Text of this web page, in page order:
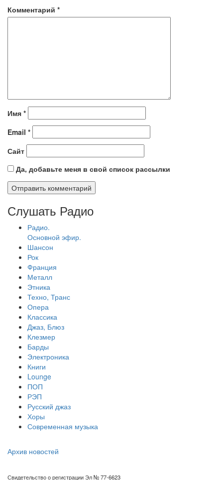
Комментарий *
Имя *
Email *
Сайт
Да, добавьте меня в свой список рассылки
Слушать Радио
Радио.
Основной эфир.
Шансон
Рок
Франция
Металл
Этника
Техно, Транс
Опера
Классика
Джаз, Блюз
Клезмер
Барды
Электроника
Книги
Lounge
ПОП
РЭП
Русский джаз
Хоры
Современная музыка
Архив новостей
Свидетельство о регистрации Эл № 77-6623